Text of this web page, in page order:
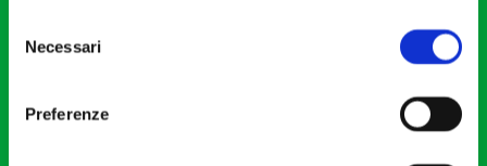
delNecessari
Preferenze
Fondazione I Pomeriggi Musicali
Partita Iva 04410060158